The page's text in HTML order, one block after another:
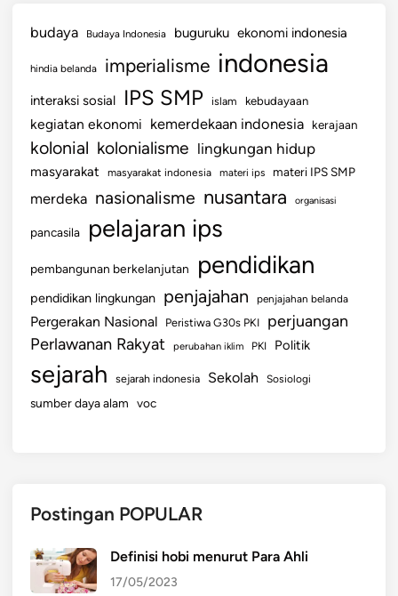
budaya Budaya Indonesia buguruku ekonomi indonesia
hindia belanda imperialisme indonesia
interaksi sosial IPS SMP islam kebudayaan
kegiatan ekonomi kemerdekaan indonesia kerajaan
kolonial kolonialisme lingkungan hidup
masyarakat masyarakat indonesia materi ips materi IPS SMP
merdeka nasionalisme nusantara organisasi
pancasila pelajaran ips
pembangunan berkelanjutan pendidikan
pendidikan lingkungan penjajahan penjajahan belanda
Pergerakan Nasional Peristiwa G30s PKI perjuangan
Perlawanan Rakyat perubahan iklim PKI Politik
sejarah sejarah indonesia Sekolah Sosiologi
sumber daya alam voc
Postingan POPULAR
Definisi hobi menurut Para Ahli
17/05/2023